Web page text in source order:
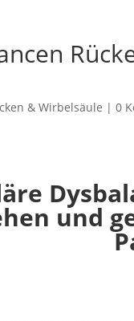
& Wirbelsäule |0
und